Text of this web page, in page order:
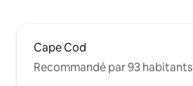
Cape Cod
Recommandé par 93 habitants